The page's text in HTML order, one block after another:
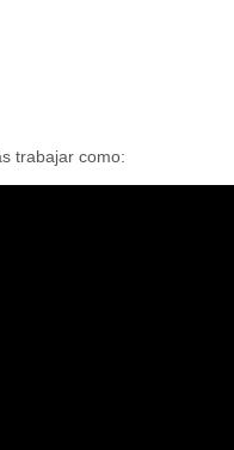
trabajar como: